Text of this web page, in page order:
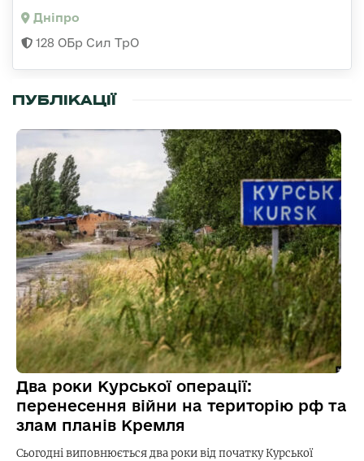
Дніпро
128 ОБр Сил ТрО
ПУБЛІКАЦІЇ
Два роки Курської операції:
перенесення війни на територію рф та
злам планів Кремля
Сьогодні виповнюється два роки від початку Курської